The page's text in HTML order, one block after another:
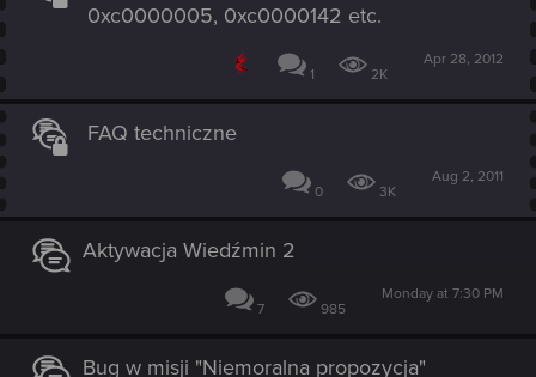
0xc0000005, 0xc0000142 etc.
1 2K
Apr 28, 2012
FAQ techniczne
0 3K
Aug 2, 2011
Aktywacja Wiedźmin 2
7 985
Monday at 7:30 PM
Bug w misji "Niemoralna propozycja"